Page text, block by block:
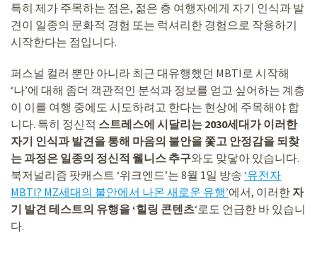
특히 제가 주목하는 점은, 젊은 층 여행자에게 자기 인식과 발
견이 일종의 문화적 경험 또는 럭셔리한 경험으로 작용하기
시작한다는 점입니다.
퍼스널 컬러 뿐만 아니라 최근 대유행했던 MBTI로 시작해
‘나’에 대해 좀더 객관적인 분석과 정보를 얻고 싶어하는 계층
이 이를 여행 중에도 시도하려고 한다는 현상에 주목해야 합
니다. 특히 정신적 스트레스에 시달리는 2030세대가 이러한
자기 인식과 발견을 통해 마음의 불안을 쫓고 안정감을 되찾
는 과정은 일종의 정신적 웰니스 추구와도 맞닿아 있습니다.
북저널리즘 팟캐스트 ‘위크엔드’는 8월 1일 방송 ‘유전자
MBTI? MZ세대의 불안에서 나온 새로운 유행’에서, 이러한자
기 발견 테스트의 유행을 ‘힐링 콘텐츠‘로도 언급한 바 있습니
다.